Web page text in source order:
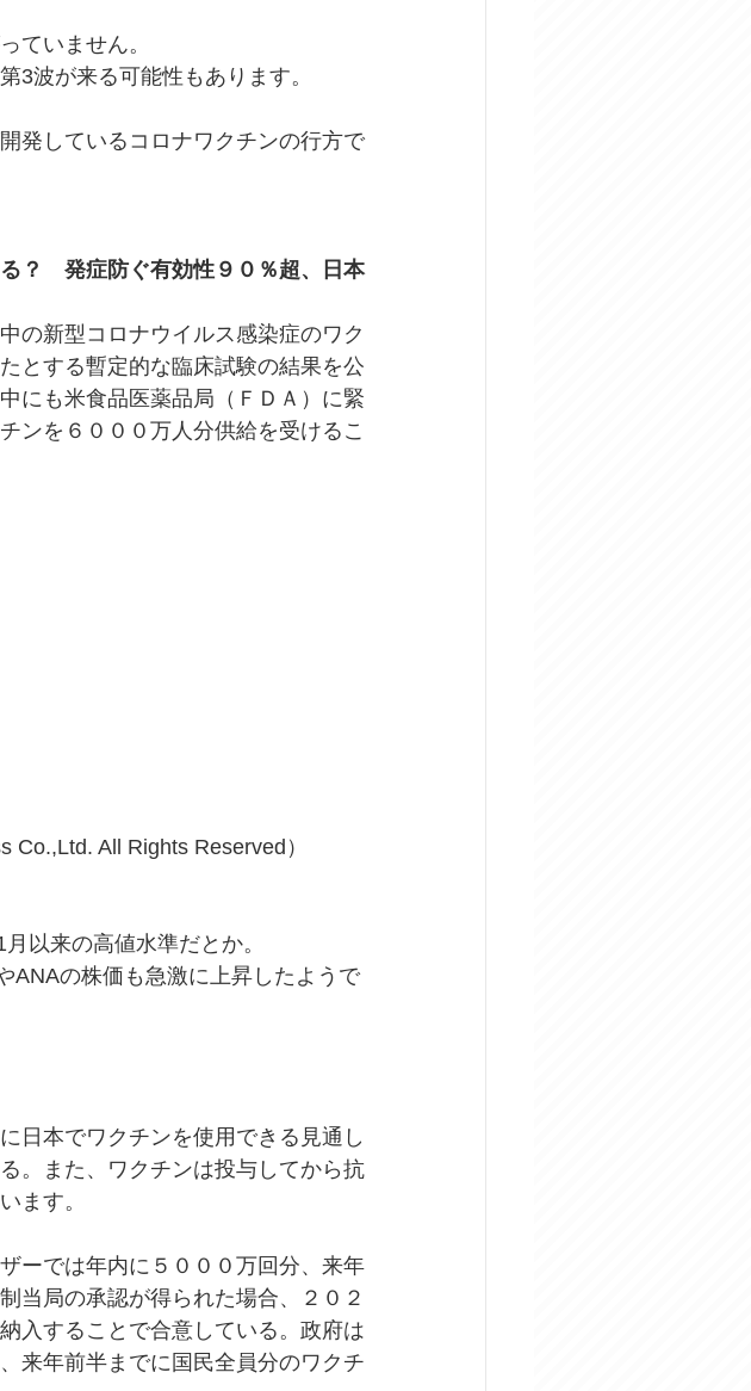
ていません。
3波が来る可能性もあります。
発しているコロナワクチンの行方で
？　発症防ぐ有効性９０％超、日本
の新型コロナウイルス感染症のワク
とする暫定的な臨床試験の結果を公
にも米食品医薬品局（ＦＤＡ）に緊
ンを６０００万人分供給を受けるこ
Co.,Ltd. All Rights Reserved）
以来の高値水準だとか。
ANAの株価も急激に上昇したようで
日本でワクチンを使用できる見通し
。また、ワクチンは投与してから抗
ます。
ーでは年内に５０００万回分、来年
当局の承認が得られた場合、２０２
入することで合意している。政府は
来年前半までに国民全員分のワクチ